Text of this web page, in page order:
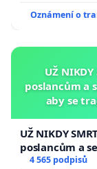
Oznámení o
UŽ NIKDY
poslancům a
aby se
UŽ NIKDY
poslancům a
aby se
4 565 podpisů